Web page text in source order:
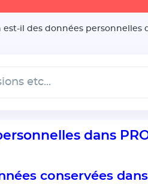
est-il des données personnelles
dans
conservées